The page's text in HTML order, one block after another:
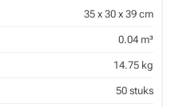
35 x 30 x 39 cm
0.04 m³
14.75 kg
50 stuks